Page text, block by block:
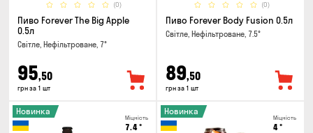
(0)
Пиво Forever The Big Apple
0.5л
Світле, Нефільтроване, 7°
95,50
грн за 1 шт
(0)
Пиво Forever Body Fusion 0.5л
Світле, Нефільтроване, 7.5°
89,50
грн за 1 шт
Міцність
7.4°
Новинка
Міцність
4°
Новинка